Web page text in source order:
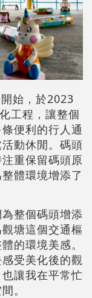
始，於2023
工程，讓整個
便利的行人通
動休閒。碼頭
重保留碼頭原
體環境增添了
整個碼頭增添
塘這個交通樞
的環境美感。
受美化後的觀
讓我在平常忙
。